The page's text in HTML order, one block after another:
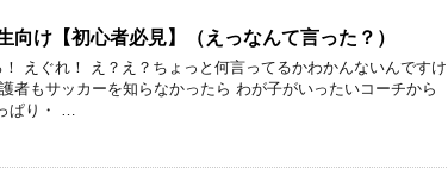
向け【初心者必見】（えっなんて言った？）
えぐれ！ え？え？ちょっと何言ってるかわかんないんですけ
者もサッカーを知らなかったら わが子がいったいコーチから
ぱり・ …